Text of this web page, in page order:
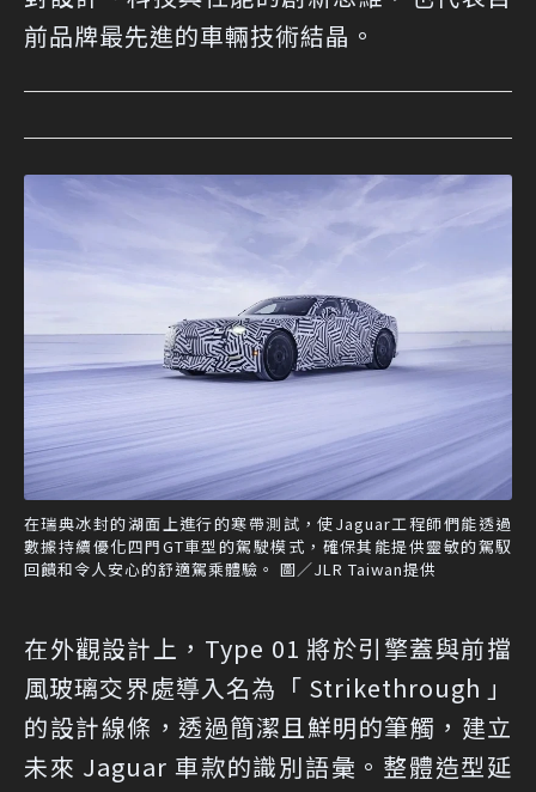
前品牌最先進的車輛技術結晶。
在瑞典冰封的湖面上進行的寒帶測試，使Jaguar工程師們能透過
數據持續優化四門GT車型的駕駛模式，確保其能提供靈敏的駕馭
回饋和令人安心的舒適駕乘體驗。 圖／JLR Taiwan提供
在外觀設計上，Type 01 將於引擎蓋與前擋
風玻璃交界處導入名為「 Strikethrough 」
的設計線條，透過簡潔且鮮明的筆觸，建立
未來 Jaguar 車款的識別語彙。整體造型延